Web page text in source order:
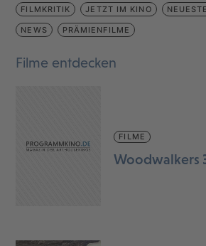
FILMKRITIK JETZT IM KINO
NEWS PRÄMIENFILME
Filme entdecken
FILME
Woodwalkers